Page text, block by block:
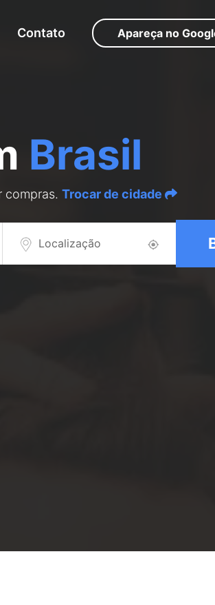
Contato Apareça no
Brasil
compras. Trocar de cidade
Localização